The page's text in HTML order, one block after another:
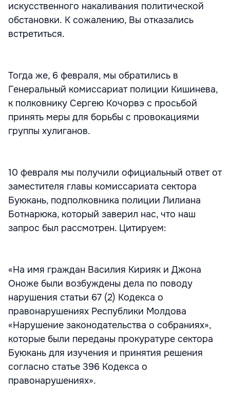
искусственного накаливания политической
обстановки. К сожалению, Вы отказались
встретиться.
Тогда же, 6 февраля, мы обратились в
Генеральный комиссариат полиции Кишинева,
к полковнику Сергею Кочорвэ с просьбой
принять меры для борьбы с провокациями
группы хулиганов.
10 февраля мы получили официальный ответ от
заместителя главы комиссариата сектора
Буюкань, подполковника полиции Лилиана
Ботнарюка, который заверил нас, что наш
запрос был рассмотрен. Цитируем:
«На имя граждан Василия Кирияк и Джона
Оноже были возбуждены дела по поводу
нарушения статьи 67 (2) Кодекса о
правонарушениях Республики Молдова
«Нарушение законодательства о собраниях»,
которые были переданы прокуратуре сектора
Буюкань для изучения и принятия решения
согласно статье 396 Кодекса о
правонарушениях».